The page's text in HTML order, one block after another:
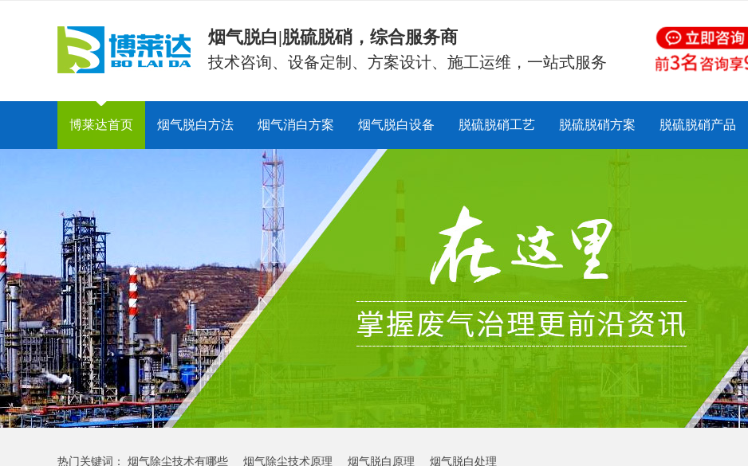
烟气脱白|脱硫脱硝，综合服务商
技术咨询、设备定制、方案设计、施工运维，一站式服务
博莱达首页 烟气脱白方法 烟气消白方案 烟气脱白设备 脱硫脱硝工艺 脱硫脱硝方案 脱硫脱硝产品
热门关键词： 烟气除尘技术有哪些 烟气除尘技术原理 烟气脱白原理 烟气脱白处理